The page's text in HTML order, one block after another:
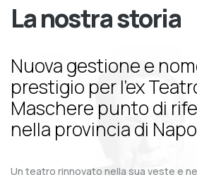
La nostra storia
Nuova gestione e
prestigio per l’ex
Maschere punto di
nella provincia di
Un teatro rinnovato nella sua veste e